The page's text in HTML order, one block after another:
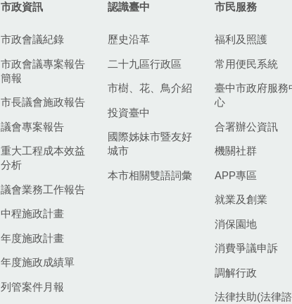
市政資訊
市政會議紀錄
市政會議專案報告
簡報
市長議會施政報告
議會專案報告
重大工程成本效益
分析
議會業務工作報告
中程施政計畫
年度施政計畫
年度施政成績單
列管案件月報
認識臺中
歷史沿革
二十九區行政區
市樹、花、鳥介紹
投資臺中
國際姊妹市暨友好
城市
本市相關雙語詞彙
市民服務
福利及照護
常用便民系統
臺中市政府服務
心
合署辦公資訊
機關社群
APP專區
就業及創業
消保園地
消費爭議申訴
調解行政
法律扶助(法律諮